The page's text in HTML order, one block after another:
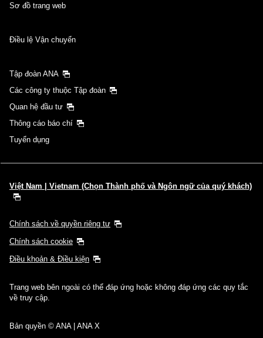
Sơ đồ trang web
Điều lệ Vận chuyển
Tập đoàn ANA
Các công ty thuộc Tập đoàn
Quan hệ đầu tư
Thông cáo báo chí
Tuyển dụng
Việt Nam | Vietnam (Chọn Thành phố và Ngôn ngữ của quý khách)
Chính sách về quyền riêng tư
Chính sách cookie
Điều khoản & Điều kiện
Trang web bên ngoài có thể đáp ứng hoặc không đáp ứng các quy tắc
về truy cập.
Bản quyền © ANA | ANA X